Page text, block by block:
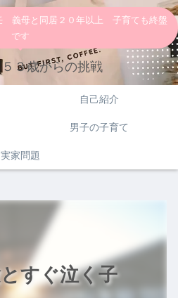
義母と同居２０年以上 子育ても終盤
です
３歳からの挑戦
自己紹介
男子の子育て
実家問題
すぐ泣く子